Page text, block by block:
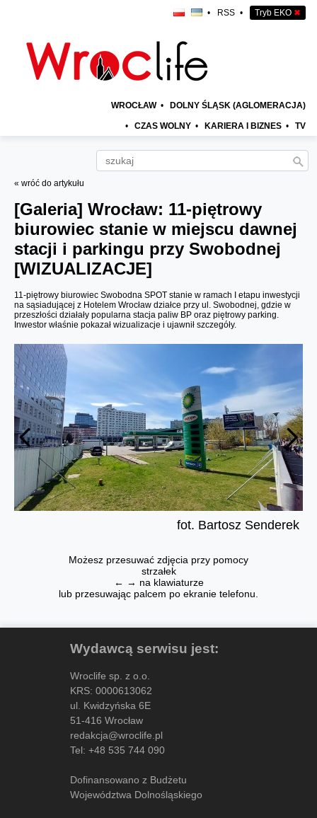
• RSS • Tryb EKO ✖
WROCŁAW • DOLNY ŚLĄSK (AGLOMERACJA)
• CZAS WOLNY • KARIERA I BIZNES • TV
« wróć do artykułu
[Galeria] Wrocław: 11-piętrowy
biurowiec stanie w miejscu dawnej
stacji i parkingu przy Swobodnej
[WIZUALIZACJE]
11-piętrowy biurowiec Swobodna SPOT stanie w ramach I etapu inwestycji
na sąsiadującej z Hotelem Wrocław działce przy ul. Swobodnej, gdzie w
przeszłości działały popularna stacja paliw BP oraz piętrowy parking.
Inwestor właśnie pokazał wizualizacje i ujawnił szczegóły.
fot. Bartosz Senderek
Możesz przesuwać zdjęcia przy pomocy
strzałek
← → na klawiaturze
lub przesuwając palcem po ekranie telefonu.
Wydawcą serwisu jest:
Wroclife sp. z o.o.
KRS: 0000613062
ul. Kwidzyńska 6E
51-416 Wrocław
redakcja@wroclife.pl
Tel: +48 535 744 090
Dofinansowano z Budżetu
Województwa Dolnośląskiego